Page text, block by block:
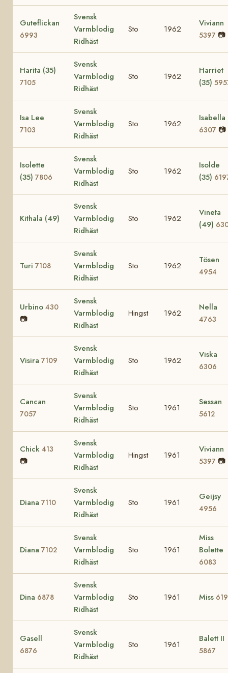
Guteflickan
6993
Svensk
Varmblodig
Ridhäst
Sto 1962
Viviann
5397 📷
Harita (35)
7105
Svensk
Varmblodig
Ridhäst
Sto 1962
Harriet
(35)
Isa Lee
7103
Svensk
Varmblodig
Ridhäst
Sto 1962
Isabella
6307 📷
Isolette
(35) 7806
Svensk
Varmblodig
Ridhäst
Sto 1962
Isolde
(35)
Kithala (49)
Svensk
Varmblodig
Ridhäst
Sto 1962
Vineta
(49)
Turi 7108
Svensk
Varmblodig
Ridhäst
Sto 1962
Tösen
4954
Urbino 430
📷
Svensk
Varmblodig
Ridhäst
Hingst 1962
Nella
4763
Visira 7109
Svensk
Varmblodig
Ridhäst
Sto 1962
Viska
6306
Cancan
7057
Svensk
Varmblodig
Ridhäst
Sto 1961
Sessan
5612
Chick 413
📷
Svensk
Varmblodig
Ridhäst
Hingst 1961
Viviann
5397 📷
Diana 7110
Svensk
Varmblodig
Ridhäst
Sto 1961
Geijsy
4956
Diana 7102
Svensk
Varmblodig
Ridhäst
Sto 1961
Miss
Bolette
6083
Dina 6878
Svensk
Varmblodig
Ridhäst
Sto 1961 Miss
Gasell
6876
Svensk
Varmblodig
Ridhäst
Sto 1961
Balett II
5867